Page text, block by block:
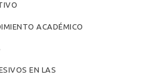
ACADÉMICO
EN LAS